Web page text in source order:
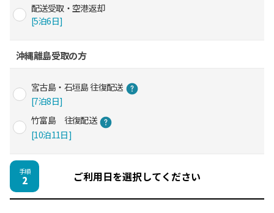
配送受取・空港返却
[5泊6日]
沖縄離島受取の方
宮古島・石垣島 往復配送
[7泊8日]
竹富島 往復配送
[10泊11日]
手順
2 ご利用日を選択してください